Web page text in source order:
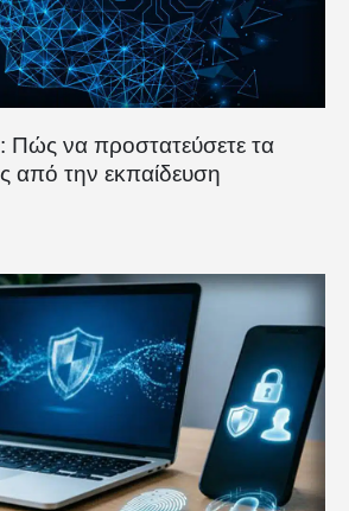
Πώς να προστατεύσετε τα
από την εκπαίδευση